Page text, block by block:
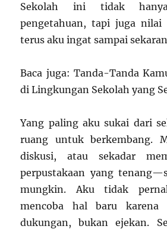
Sekolah ini tidak hanya
pengetahuan, tapi juga nilai
terus aku ingat sampai
Baca juga: Tanda-Tanda
di Lingkungan Sekolah yang
Yang paling aku sukai dari
ruang untuk berkembang.
diskusi, atau sekadar
perpustakaan yang
mungkin. Aku tidak
mencoba hal baru karena
dukungan, bukan ejekan.